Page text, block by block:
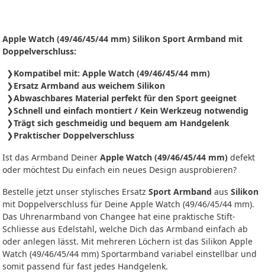
Apple Watch (49/46/45/44 mm) Silikon Sport Armband mit
Doppelverschluss:
Kompatibel mit: Apple Watch (49/46/45/44 mm)
Ersatz Armband aus weichem Silikon
Abwaschbares Material perfekt für den Sport geeignet
Schnell und einfach montiert / Kein Werkzeug notwendig
Trägt sich geschmeidig und bequem am Handgelenk
Praktischer Doppelverschluss
Ist das Armband Deiner Apple Watch (49/46/45/44 mm) defekt
oder möchtest Du einfach ein neues Design ausprobieren?
Bestelle jetzt unser stylisches Ersatz Sport Armband aus Silikon
mit Doppelverschluss für Deine Apple Watch (49/46/45/44 mm).
Das Uhrenarmband von Changee hat eine praktische Stift-
Schliesse aus Edelstahl, welche Dich das Armband einfach ab
oder anlegen lässt. Mit mehreren Löchern ist das Silikon Apple
Watch (49/46/45/44 mm) Sportarmband variabel einstellbar und
somit passend für fast jedes Handgelenk.